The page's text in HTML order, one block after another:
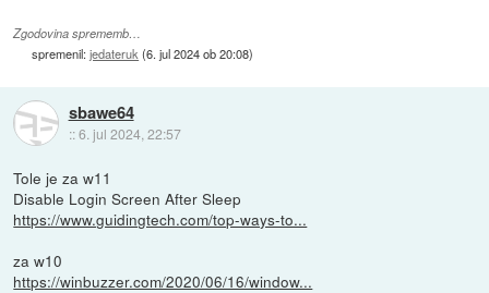
Zgodovina sprememb…
spremenil:jedateruk (6. jul 2024 ob 20:08)
sbawe64
::6. jul 2024, 22:57
Tole je za w11
Disable Login Screen After Sleep
https://www.guidingtech.com/top-ways-to...
za w10
https://winbuzzer.com/2020/06/16/window...